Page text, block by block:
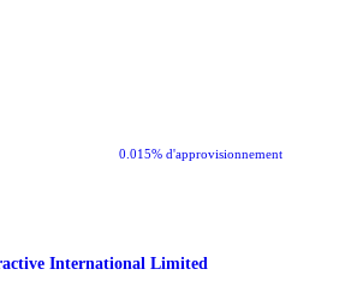
0.015% d'approvisionnement
International Limited